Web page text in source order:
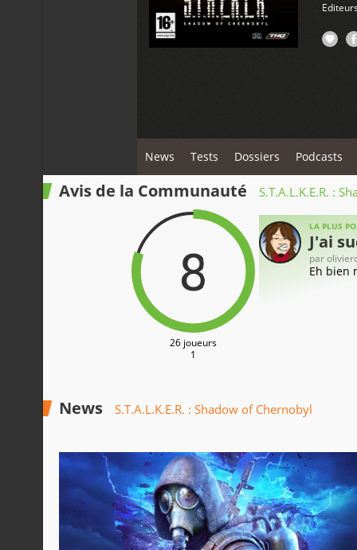
News Tests Dossiers Podcasts
Avis de la Communauté S.T.A.L.K.E.R. :
8
26 joueurs
1
LA PLUS
J'ai
par
Eh bien
News S.T.A.L.K.E.R. : Shadow of Chernobyl